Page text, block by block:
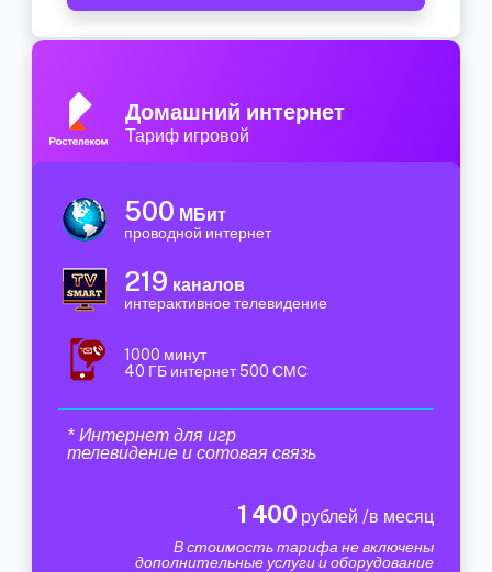
Домашний интернет
Тариф игровой
500 МБит
проводной интернет
219 каналов
интерактивное телевидение
1000 минут
40 ГБ интернет 500 СМС
* Интернет для игр
телевидение и сотовая связь
1 400 рублей /в месяц
В стоимость тарифа не включены
дополнительные услуги и оборудование